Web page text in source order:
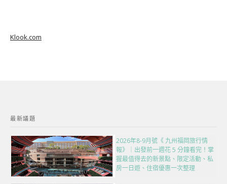
Klook.com
最新議題
2026年8-9月號《 九州福岡旅行情
報》｜出發前一週花 5 分鐘看完！掌
握最值得去的新景點、限定活動、私
房一日遊、住宿優惠一次整理